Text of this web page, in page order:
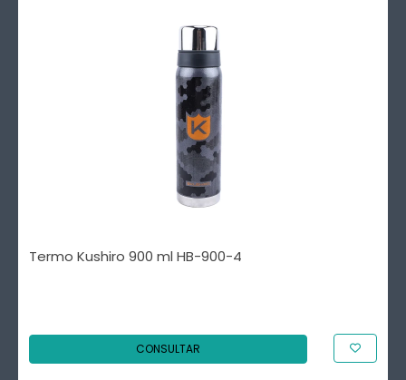
Termo Kushiro 900 ml HB-900-4
CONSULTAR